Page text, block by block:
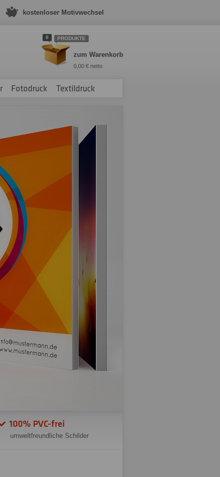
kostenloser Motivwechsel
0 PRODUKTE
zum Warenkorb
0,00 € netto
Fotodruck Textildruck
100% PVC-frei
umweltfreundliche Schilder